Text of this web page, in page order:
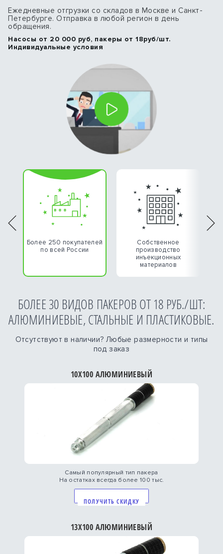
Ежедневные отгрузки со складов в Москве и Санкт-
Петербурге. Отправка в любой регион в день
обращения.
Насосы от 20 000 руб, пакеры от 18руб/шт.
Индивидуальные условия
Previous
Более 250 покупателей
по всей России
Собственное
производство
инъекционных
материалов
БОЛЕЕ 30 ВИДОВ ПАКЕРОВ ОТ 18 РУБ./ШТ:
АЛЮМИНИЕВЫЕ, СТАЛЬНЫЕ И ПЛАСТИКОВЫЕ.
Отсутствуют в наличии? Любые размерности и типы
под заказ
10Х100 АЛЮМИНИЕВЫЙ
Самый популярный тип пакера
На остатках всегда более 100 тыс.
ПОЛУЧИТЬ СКИДКУ
13Х100 АЛЮМИНИЕВЫЙ